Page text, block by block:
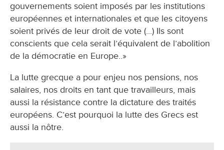
gouvernements soient imposés par les institutions
européennes et internationales et que les citoyens
soient privés de leur droit de vote (...) Ils sont
conscients que cela serait l’équivalent de l’abolition
de la démocratie en Europe..»
La lutte grecque a pour enjeu nos pensions, nos
salaires, nos droits en tant que travailleurs, mais
aussi la résistance contre la dictature des traités
européens. C’est pourquoi la lutte des Grecs est
aussi la nôtre.